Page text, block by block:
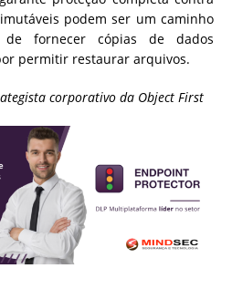
podem ser um caminho
fornecer cópias de dados
permitir restaurar arquivos.
corporativo da Object First